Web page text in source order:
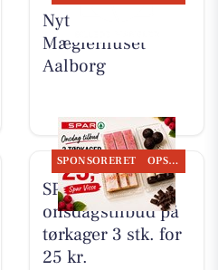
Nyt fra
Mæglerhuset
Aalborg
SPONSORERET OPSLAGSTAVLEN
SPAR Visse har
onsdagstilbud på
tørkager 3 stk. for
25 kr.